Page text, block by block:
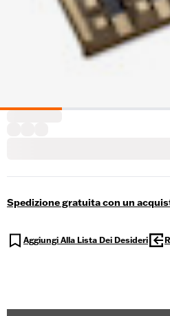
Spedizione gratuita con un
Aggiungi Alla Lista Dei Desideri